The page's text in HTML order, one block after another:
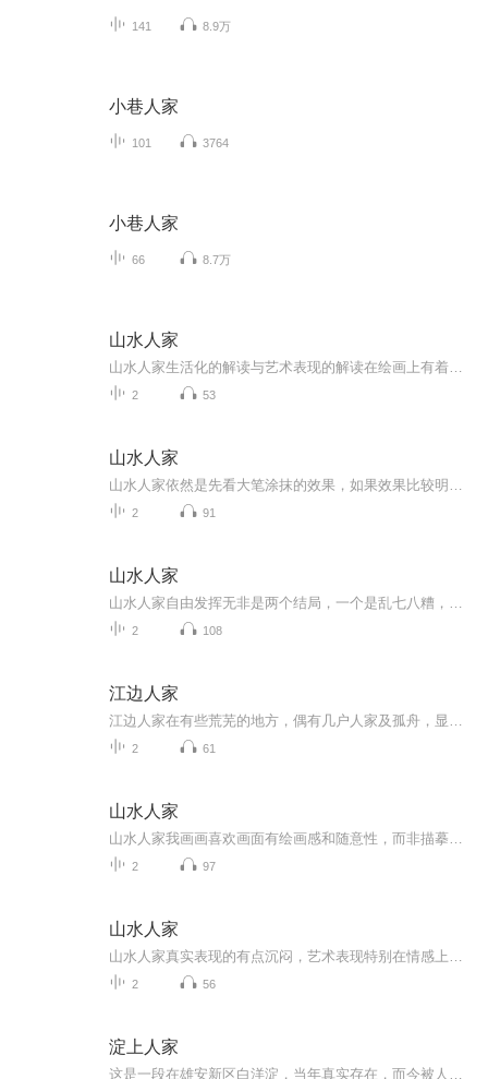
141 8.9万
小巷人家
101 3764
小巷人家
66 8.7万
山水人家
2 53
山水人家
2 91
山水人家
2 108
江边人家
2 61
山水人家
2 97
山水人家
2 56
淀上人家